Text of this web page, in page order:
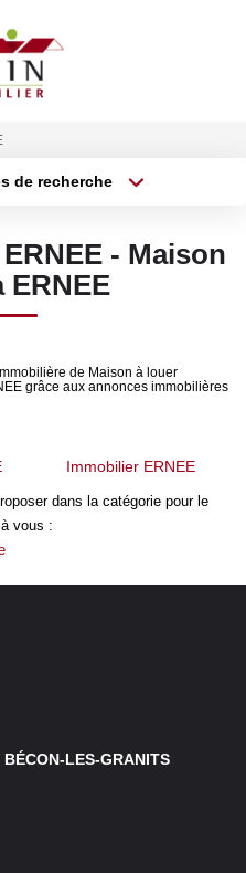
Présentiel
de recherche
Surface min
- Maison
ERNEE
de Maison à louer
grâce aux annonces immobilières
Immobilier ERNEE
dans la catégorie pour le
vous :
LES-GRANITS